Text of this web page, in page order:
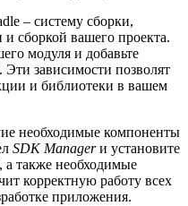
– систему сборки,
и сборкой вашего проекта.
модуля и добавьте
Эти зависимости позволят
и библиотеки в вашем
необходимые компоненты
SDK Managerи установите
также необходимые
корректную работу всех
приложения.